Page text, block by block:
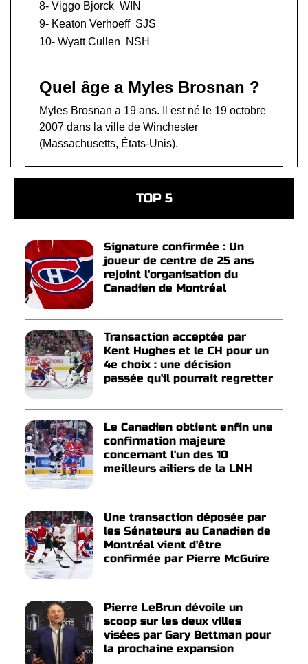
8- Viggo Bjorck WIN
9- Keaton Verhoeff SJS
10- Wyatt Cullen NSH
Quel âge a Myles Brosnan ?
Myles Brosnan a 19 ans. Il est né le 19 octobre
2007 dans la ville de Winchester
(Massachusetts, États-Unis).
TOP 5
Signature confirmée : Un
joueur de centre de 25 ans
rejoint l'organisation du
Canadien de Montréal
Transaction acceptée par
Kent Hughes et le CH pour un
4e choix : une décision
passée qu'il pourrait regretter
Le Canadien obtient enfin une
confirmation majeure
concernant l'un des 10
meilleurs ailiers de la LNH
Une transaction déposée par
les Sénateurs au Canadien de
Montréal vient d'être
confirmée par Pierre McGuire
Pierre LeBrun dévoile un
scoop sur les deux villes
visées par Gary Bettman pour
la prochaine expansion